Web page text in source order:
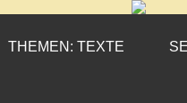
THEMEN: TEXTE